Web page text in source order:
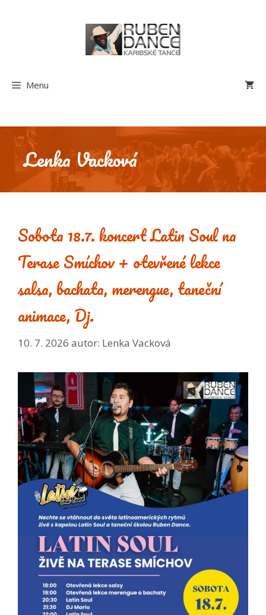
Menu
Lenka Vacková
Sobota 18.7. koncert Latin Soul na
Terase Smíchov + otevřené lekce
salsa, bachata, merengue, taneční
animace, Dj.
10. 7. 2026 autor: Lenka Vacková